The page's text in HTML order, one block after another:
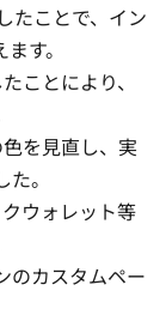
たことで、イン
す。
ことにより、
を見直し、実
。
ウォレット等
のカスタムペー